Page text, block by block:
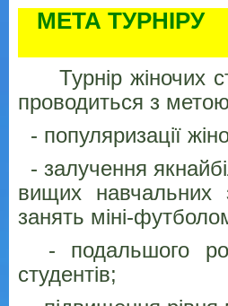
Турнір жіночих
проводиться з
- популяризації
- залучення
вищих навчальних
занять міні-
- подальшого
студентів;